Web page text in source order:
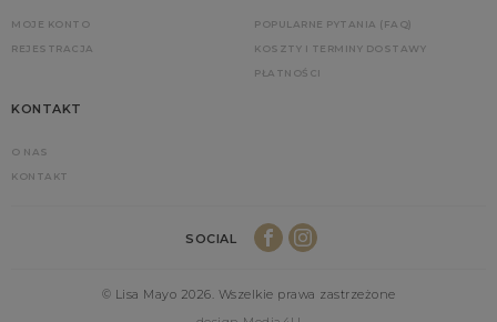
MOJE KONTO
REJESTRACJA
POPULARNE PYTANIA (FAQ)
KOSZTY I TERMINY DOSTAWY
PŁATNOŚCI
KONTAKT
O NAS
KONTAKT
SOCIAL
© Lisa Mayo 2026. Wszelkie prawa zastrzeżone